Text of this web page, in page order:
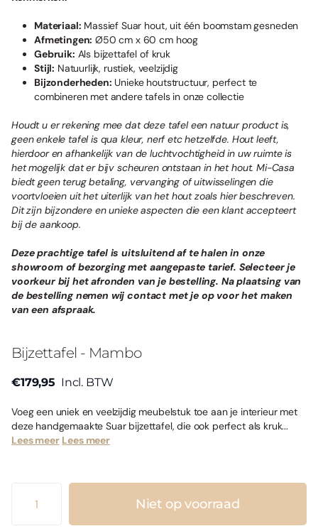
Materiaal: Massief Suar hout, uit één boomstam gesneden
Afmetingen: Ø50 cm x 60 cm hoog
Gebruik: Als bijzettafel of kruk
Stijl: Natuurlijk, rustiek, veelzijdig
Bijzonderheden: Unieke houtstructuur, perfect te
combineren met andere tafels in onze collectie
Houdt u er rekening mee dat deze tafel een natuur product is,
geen enkele tafel is qua kleur, nerf etc hetzelfde. Hout leeft,
hierdoor en afhankelijk van de luchtvochtigheid in uw ruimte is
het mogelijk dat er bijv scheuren ontstaan in het hout. Mi-Casa
biedt geen terug betaling, vervanging of uitwisselingen die
voortvloeien uit het uiterlijk van het hout zoals hier beschreven.
Dit zijn bijzondere en unieke aspecten die een klant accepteert
bij de aankoop.
Deze prachtige tafel is uitsluitend af te halen in onze
showroom of bezorging met aangepaste tarief. Selecteer je
voorkeur bij het afronden van je bestelling. Na plaatsing van
de bestelling nemen wij contact met je op voor het maken
van een afspraak.
Bijzettafel - Mambo
€179,95 Incl. BTW
Voeg een uniek en veelzijdig meubelstuk toe aan je interieur met
deze handgemaakte Suar bijzettafel, die ook perfect als kruk...
Lees meer Lees meer
Niet op voorraad